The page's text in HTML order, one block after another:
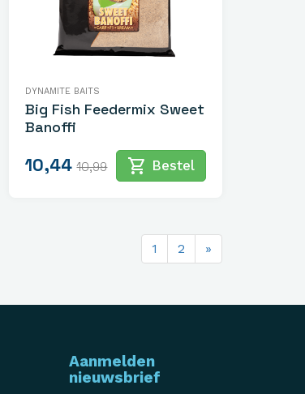
DYNAMITE BAITS
Big Fish Feedermix Sweet
Banoffi
10,4410,99 shopping_cart Bestel
1 2 »
Aanmelden
nieuwsbrief